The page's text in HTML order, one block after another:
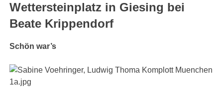
Wettersteinplatz in Giesing bei
Beate Krippendorf
Schön war’s